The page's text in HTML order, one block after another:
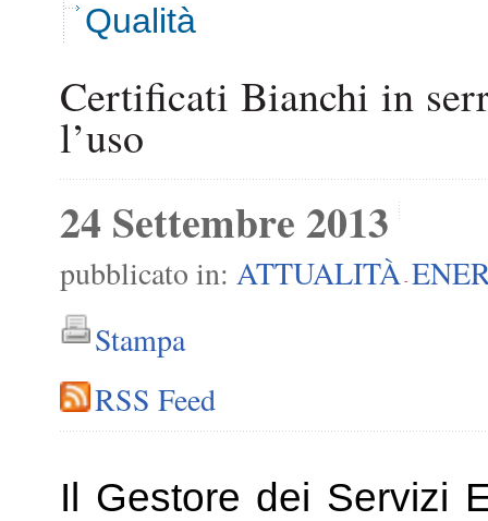
Qualità
Certificati Bianchi in
l’uso
24 Settembre 2013
pubblicato in: ATTUALITÀ -
Stampa
RSS Feed
Il Gestore dei Servizi